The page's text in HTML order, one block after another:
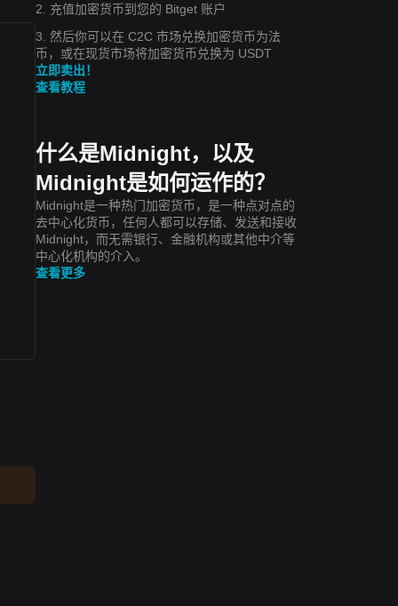
2. 充值加密货币到您的 Bitget 账户
3. 然后你可以在 C2C 市场兑换加密货币为法
币，或在现货市场将加密货币兑换为 USDT
立即卖出！
查看教程
什么是Midnight，以及
Midnight是如何运作的？
Midnight是一种热门加密货币，是一种点对点的
去中心化货币，任何人都可以存储、发送和接收
Midnight，而无需银行、金融机构或其他中介等
中心化机构的介入。
查看更多